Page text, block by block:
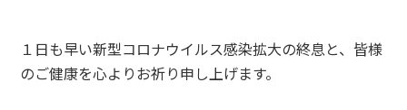
１日も早い新型コロナウイルス感染拡大の終息と、皆様
のご健康を心よりお祈り申し上げます。